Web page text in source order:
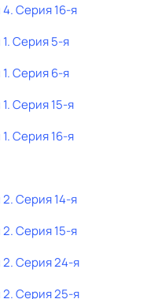
4. Серия 16-я
. Серия 5-я
. Серия 6-я
. Серия 15-я
. Серия 16-я
2. Серия 14-я
2. Серия 15-я
2. Серия 24-я
2. Серия 25-я